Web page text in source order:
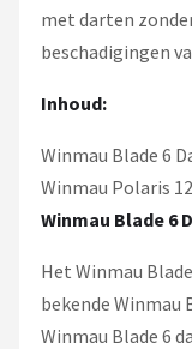
met darten
beschadigingen
Inhoud:
Winmau Blade 6
Winmau Polaris
Winmau Blade 6
Het Winmau
bekende Winmau
Winmau Blade 6